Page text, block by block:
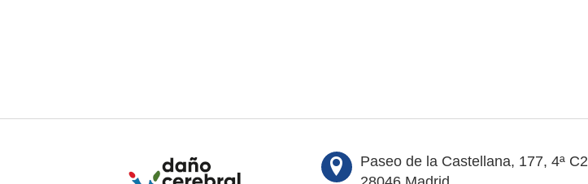
Paseo de la Castellana, 177, 4ª C2